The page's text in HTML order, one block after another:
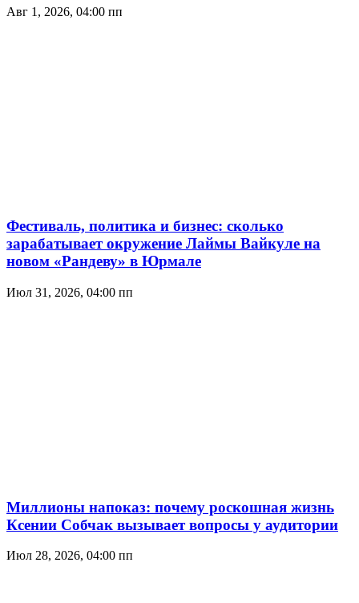
Авг 1, 2026, 04:00 пп
Фестиваль, политика и бизнес: сколько
зарабатывает окружение Лаймы Вайкуле на
новом «Рандеву» в Юрмале
Июл 31, 2026, 04:00 пп
Миллионы напоказ: почему роскошная жизнь
Ксении Собчак вызывает вопросы у аудитории
Июл 28, 2026, 04:00 пп